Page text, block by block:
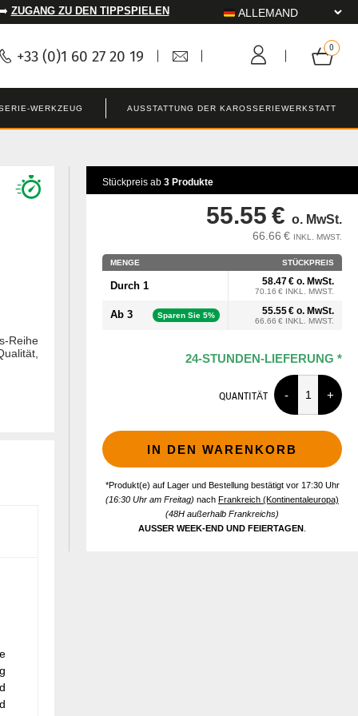
ZUGANG ZU DEN TIPPSPIELEN
+33 (0)1 60 27 20 19
WERKZEUG AUSSTATTUNG DER KAROSSERIEWERKSTATT
Reihe
Stückpreis ab 3 Produkte
MENGE STÜCKPREIS
Durch 1 58.47 € o. MwSt.
70.16 € INKL. MWST.
Ab 3 Sparen Sie 5% 55.55 € o. MwSt.
66.66 € INKL. MWST.
24-STUNDEN-LIEFERUNG *
55.55 € o. MwSt.
66.66 € INKL. MWST.
QUANTITÄT
IN DEN WARENKORB
*Produkt(e) auf Lager und Bestellung bestätigt vor 17:30 Uhr
(16:30 Uhr am Freitag) nach Frankreich (Kontinentaleuropa)
(48H außerhalb Frankreichs)
AUSSER WEEK-END UND FEIERTAGEN